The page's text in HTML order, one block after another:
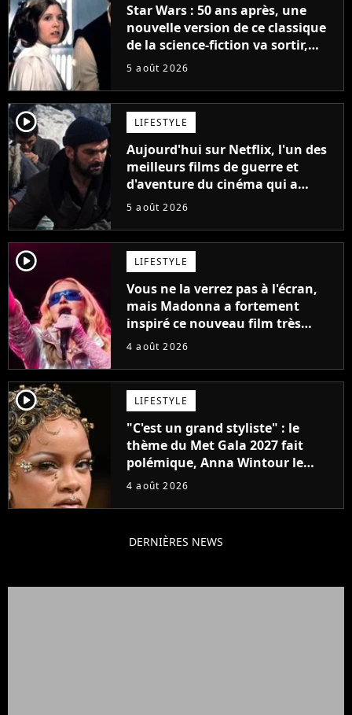
Star Wars : 50 ans après, une
nouvelle version de ce classique
de la science-fiction va sortir,
mais on ne la verra jamais en
5 août 2026
player2 LIFESTYLE
Aujourd'hui sur Netflix, l'un des
meilleurs films de guerre et
d'aventure du cinéma qui a
connu un succès retentissant à
5 août 2026
player2 LIFESTYLE
Vous ne la verrez pas à l'écran,
mais Madonna a fortement
inspiré ce nouveau film très
attendu
4 août 2026
player2 LIFESTYLE
"C'est un grand styliste" : le
thème du Met Gala 2027 fait
polémique, Anna Wintour le
défend
4 août 2026
DERNIÈRES NEWS